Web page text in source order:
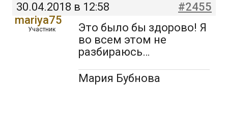
30.04.2018 в 12:58
#2455
mariya75
Участник
Это было бы здорово! Я
во всем этом не
разбираюсь…
Мария Бубнова